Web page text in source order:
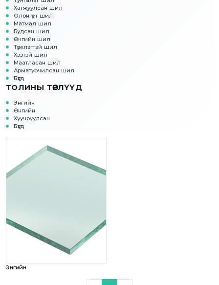
Хатжуулсан шил
Олон үет шил
Матмал шил
Будсан шил
Өнгийн шил
Түрхлэгтэй шил
Хээтэй шил
Маатласан шил
Арматурчилсан шил
Бүгд
ТОЛИНЫ ТӨРЛҮҮД
Энгийн
Өнгийн
Хуучруулсан
Бүгд
Энгийн